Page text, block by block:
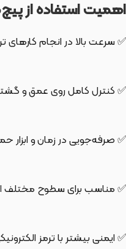
اهمیت استفاده از
✅ سرعت بالا در انجام کارهای
✅ کنترل کامل روی عمق و
✅ صرفه‌جویی در زمان و ابزار
✅ مناسب برای سطوح مختلف
✅ ایمنی بیشتر با ترمز